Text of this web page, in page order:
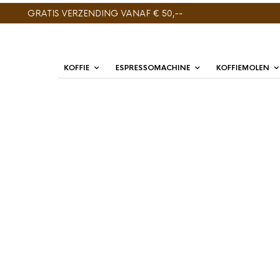
GRATIS VERZENDING VANAF € 50,--
KOFFIE ESPRESSOMACHINE KOFFIEMOLEN